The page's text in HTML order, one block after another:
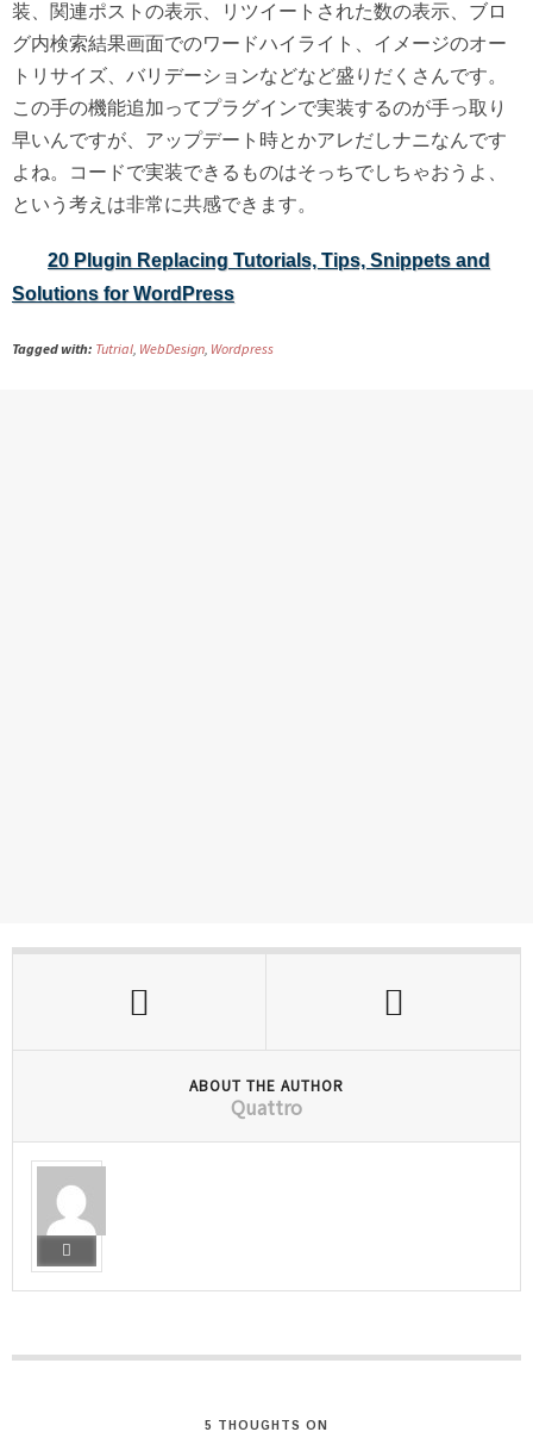
装、関連ポストの表示、リツイートされた数の表示、ブロ
グ内検索結果画面でのワードハイライト、イメージのオー
トリサイズ、バリデーションなどなど盛りだくさんです。
この手の機能追加ってプラグインで実装するのが手っ取り
早いんですが、アップデート時とかアレだしナニなんです
よね。コードで実装できるものはそっちでしちゃおうよ、
という考えは非常に共感できます。
20 Plugin Replacing Tutorials, Tips, Snippets and
Solutions for WordPress
Tagged with: Tutrial, WebDesign, Wordpress
ABOUT THE AUTHOR
Quattro
5 THOUGHTS ON